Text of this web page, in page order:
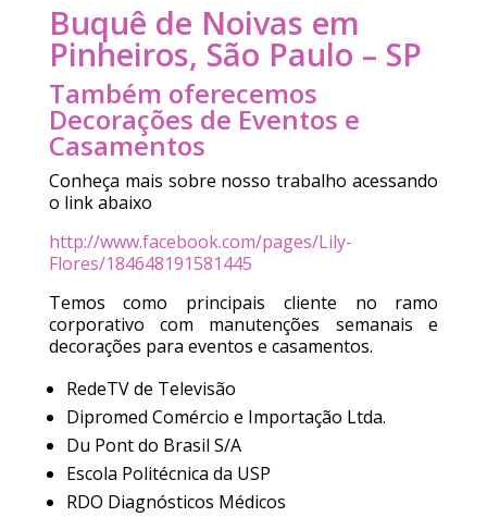
Buquê de Noivas em
Pinheiros, São Paulo – SP
Também oferecemos
Decorações de Eventos e
Casamentos
Conheça mais sobre nosso trabalho acessando
o link abaixo
http://www.facebook.com/pages/Lily-
Flores/184648191581445
Temos como principais cliente no ramo
corporativo com manutenções semanais e
decorações para eventos e casamentos.
RedeTV de Televisão
Dipromed Comércio e Importação Ltda.
Du Pont do Brasil S/A
Escola Politécnica da USP
RDO Diagnósticos Médicos